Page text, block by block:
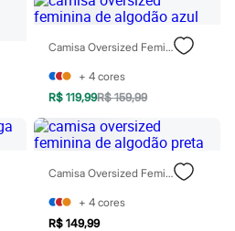
Camisa Oversized Feminina De Algodão Azul
+ 4 cores
R$ 119,99R$ 159,99
Camisa Oversized Feminina De Algodão Preta
+ 4 cores
R$ 149,99